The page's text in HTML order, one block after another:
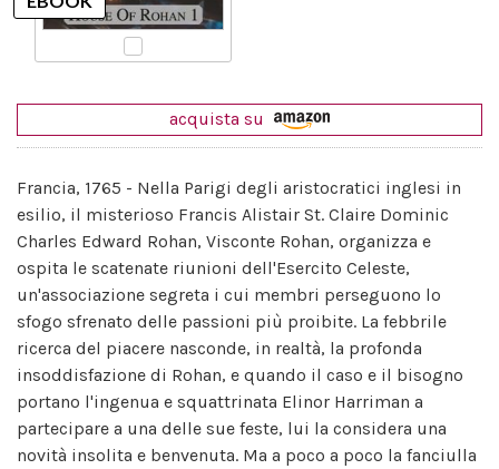
acquista su
Francia, 1765 - Nella Parigi degli aristocratici inglesi in
esilio, il misterioso Francis Alistair St. Claire Dominic
Charles Edward Rohan, Visconte Rohan, organizza e
ospita le scatenate riunioni dell'Esercito Celeste,
un'associazione segreta i cui membri perseguono lo
sfogo sfrenato delle passioni più proibite. La febbrile
ricerca del piacere nasconde, in realtà, la profonda
insoddisfazione di Rohan, e quando il caso e il bisogno
portano l'ingenua e squattrinata Elinor Harriman a
partecipare a una delle sue feste, lui la considera una
novità insolita e benvenuta. Ma a poco a poco la fanciulla